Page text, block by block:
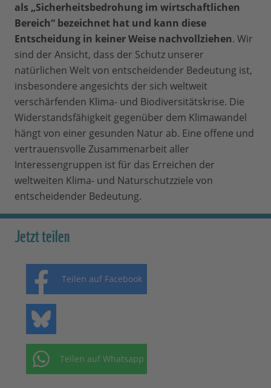
als „Sicherheitsbedrohung im wirtschaftlichen
Bereich“ bezeichnet hat und kann diese
Entscheidung in keiner Weise nachvollziehen. Wir
sind der Ansicht, dass der Schutz unserer
natürlichen Welt von entscheidender Bedeutung ist,
insbesondere angesichts der sich weltweit
verschärfenden Klima- und Biodiversitätskrise. Die
Widerstandsfähigkeit gegenüber dem Klimawandel
hängt von einer gesunden Natur ab. Eine offene und
vertrauensvolle Zusammenarbeit aller
Interessengruppen ist für das Erreichen der
weltweiten Klima- und Naturschutzziele von
entscheidender Bedeutung.
Jetzt teilen
Teilen auf Facebook
Teilen auf Whatsapp